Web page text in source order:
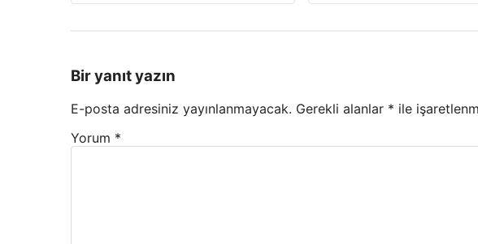
Bir yanıt yazın
E-posta adresiniz yayınlanmayacak. Gerekli alanlar * ile
Yorum *